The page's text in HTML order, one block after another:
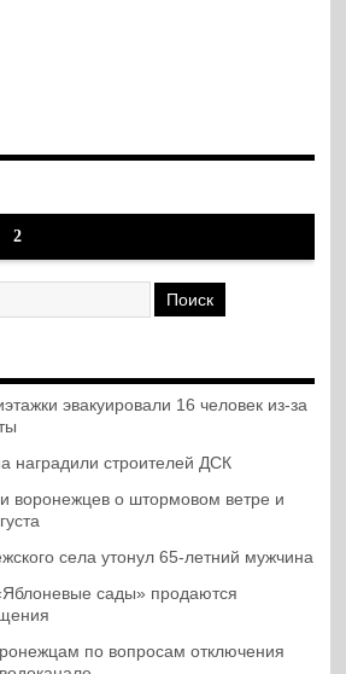
2
эвакуировали 16 человек из-за
наградили строителей ДСК
воронежцев о штормовом ветре и
села утонул 65-летний мужчина
сады» продаются
по вопросам отключения